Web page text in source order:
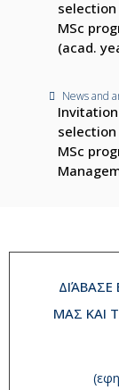
MSc
(acad.
News and
MSc
ΜΑΣ ΚΑΙ